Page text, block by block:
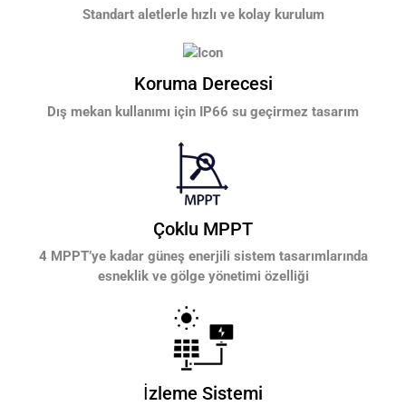
Standart aletlerle hızlı ve kolay kurulum
Koruma Derecesi
Dış mekan kullanımı için IP66 su geçirmez tasarım
Çoklu MPPT
4 MPPT’ye kadar güneş enerjili sistem tasarımlarında
esneklik ve gölge yönetimi özelliği
İzleme Sistemi